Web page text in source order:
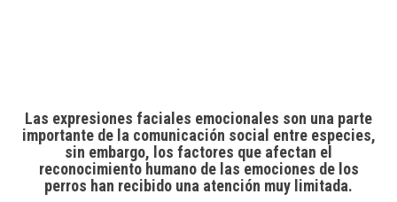
Las expresiones faciales emocionales son una parte
importante de la comunicación social entre especies,
sin embargo, los factores que afectan el
reconocimiento humano de las emociones de los
perros han recibido una atención muy limitada.